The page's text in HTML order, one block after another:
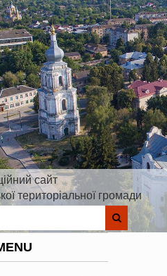
сайт
територіальної громади